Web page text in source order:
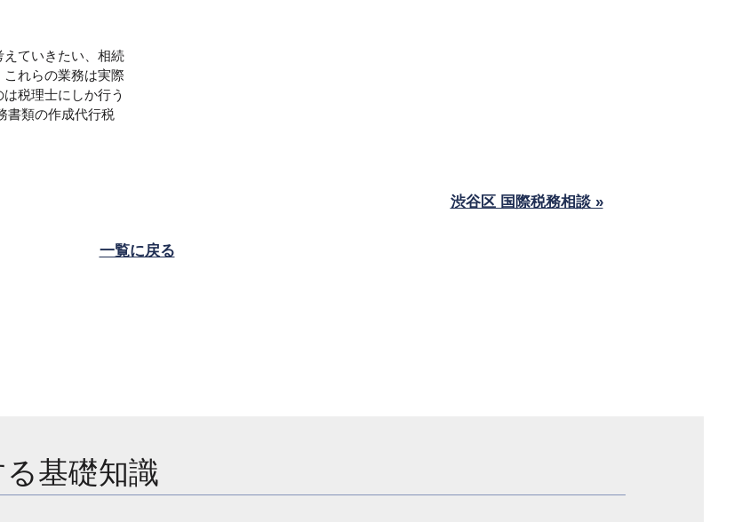
えていきたい、相続
れらの業務は実際
税理士にしか行う
書類の作成代行税
渋谷区 国際税務相談 »
一覧に戻る
基礎知識